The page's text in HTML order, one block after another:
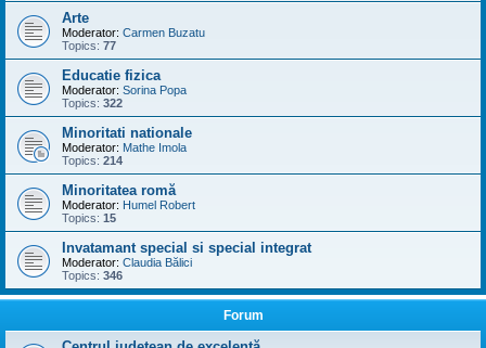
Arte
Moderator: Carmen Buzatu
Topics: 77
Educatie fizica
Moderator: Sorina Popa
Topics: 322
Minoritati nationale
Moderator: Mathe Imola
Topics: 214
Minoritatea romă
Moderator: Humel Robert
Topics: 15
Invatamant special si special integrat
Moderator: Claudia Bălici
Topics: 346
Forum